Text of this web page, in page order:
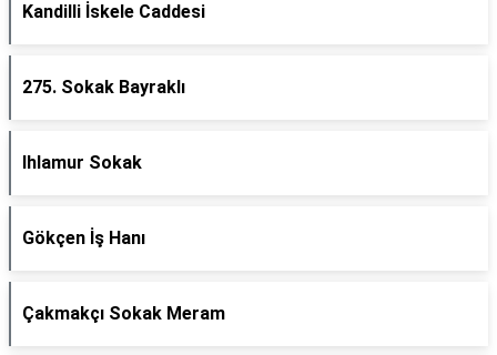
Kandilli İskele Caddesi
275. Sokak Bayraklı
Ihlamur Sokak
Gökçen İş Hanı
Çakmakçı Sokak Meram